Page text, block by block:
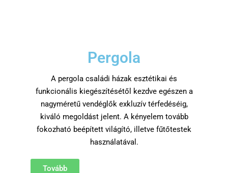
Pergola
A pergola családi házak esztétikai és
funkcionális kiegészítésétől kezdve egészen a
nagyméretű vendéglők exkluzív térfedéséig,
kiváló megoldást jelent. A kényelem tovább
fokozható beépített világító, illetve fűtőtestek
használatával.
Tovább